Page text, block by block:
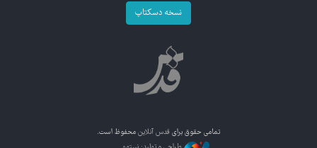
نسخه دسکتاپ
تمامی حقوق برای قدس آنلاین محفوظ است.